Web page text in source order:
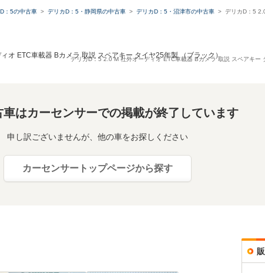
デリカD：5 2.0 M 社外オーディオ ETC車載器 Bカメラ 取説 スペアキー
：5の中古車 デリカD：5・静岡県の中古車 デリカD：5・沼津市の中古車 デリカD：5
オ ETC車載器 Bカメラ 取説 スペアキー タイヤ25年製 （ブラック）
車はカーセンサーでの掲載が終了しています
申し訳ございませんが、他の車をお探しください
カーセンサートップページから探す